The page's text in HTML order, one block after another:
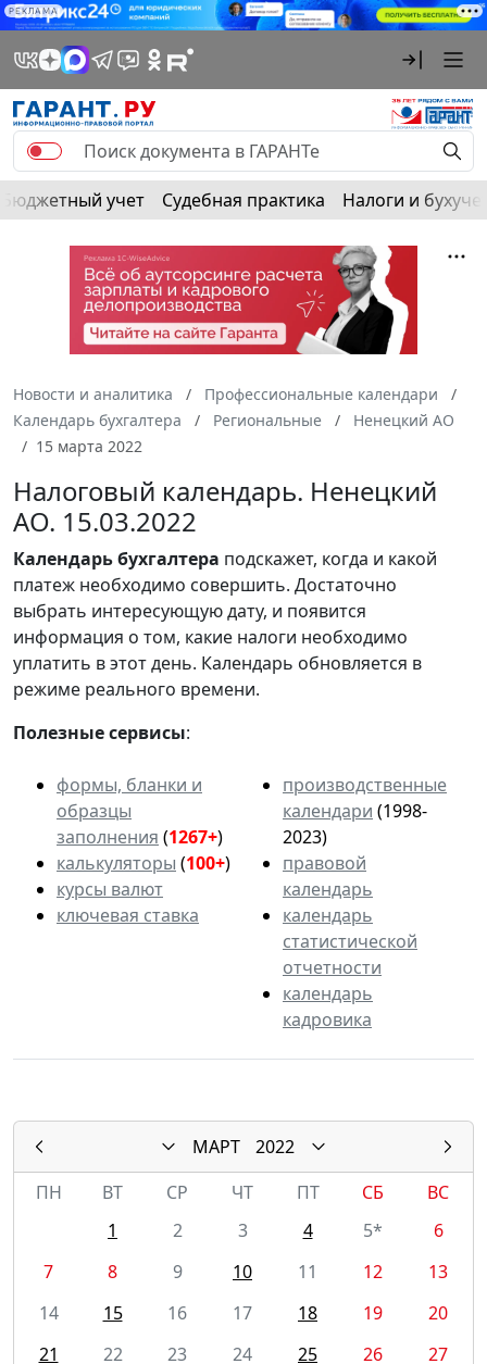
РЕКЛАМА
Бюджетный учет Судебная практика Налоги и
Новости и аналитика
Профессиональные календари
Календарь бухгалтера
Региональные
Ненецкий АО
15 марта 2022
Налоговый календарь. Ненецкий
АО. 15.03.2022
Календарьбухгалтера подскажет, когда и какой
платеж необходимо совершить. Достаточно
выбрать интересующую дату, и появится
информация о том, какие налоги необходимо
уплатить в этот день. Календарь обновляется в
режиме реального времени.
Полезные сервисы:
формы, бланки и
образцы
заполнения (1267+)
калькуляторы (100+)
курсы валют
ключевая ставка
производственные
календари (1998-
2023)
правовой
календарь
календарь
статистической
отчетности
календарь
кадровика
МАРТ
2022
ПН
ВТ СР ЧТ ПТ СБ
ВС
1
2 3 4 5*
6
7
8 9 10 11 12
13
14
15 16 17 18 19
20
21
22 23 24 25 26
27